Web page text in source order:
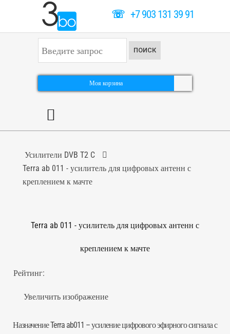
☏+7 903 131 39 91
к
а
ь
ПОИСК
Моя корзина
Усилители DVB T2 C
Terra ab 011 - усилитель для цифровых антенн с
креплением к мачте
Terra ab 011 - усилитель для цифровых антенн с
креплением к мачте
Рейтинг:
Увеличить изображение
Назначение Terra ab011 – усиление цифрового эфирного сигнала с